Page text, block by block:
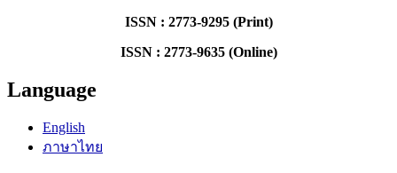
ISSN : 2773-9295 (Print)
ISSN : 2773-9635 (Online)
Language
English
ภาษาไทย